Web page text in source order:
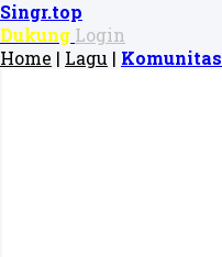
Singr.top
Dukung Login
Home | Lagu | Komunitas